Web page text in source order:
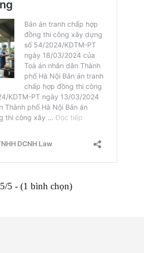
5/5 - (1 bình chọn)